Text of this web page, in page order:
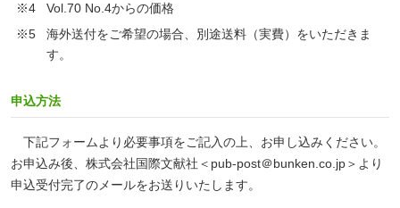
※4
Vol.70 No.4からの価格
※5
海外送付をご希望の場合、別途送料（実費）をいただきま
す。
申込方法
下記フォームより必要事項をご記入の上、お申し込みください。
お申込み後、株式会社国際文献社＜pub-post＠bunken.co.jp＞より
申込受付完了のメールをお送りいたします。